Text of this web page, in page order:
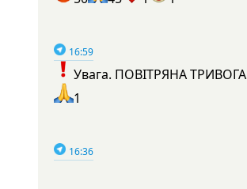
16:59
Увага. ПОВІТРЯНА ТРИВОГА
1
16:36